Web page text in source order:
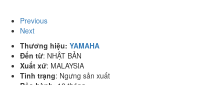
Previous
Next
Thương hiệu: YAMAHA
Đến từ: NHẬT BẢN
Xuất xứ: MALAYSIA
Tình trạng: Ngưng sản xuất